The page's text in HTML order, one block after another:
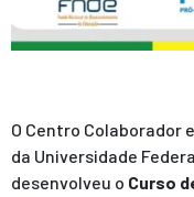
O Centro Colaborador
da Universidade
desenvolveu o Curso